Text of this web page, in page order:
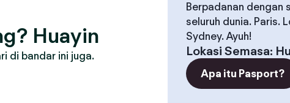
Huayin
di bandar ini juga.
Berpadanan dengan
seluruh dunia. Paris.
Sydney. Ayuh!
Lokasi Semasa:
Apa itu Pasport?